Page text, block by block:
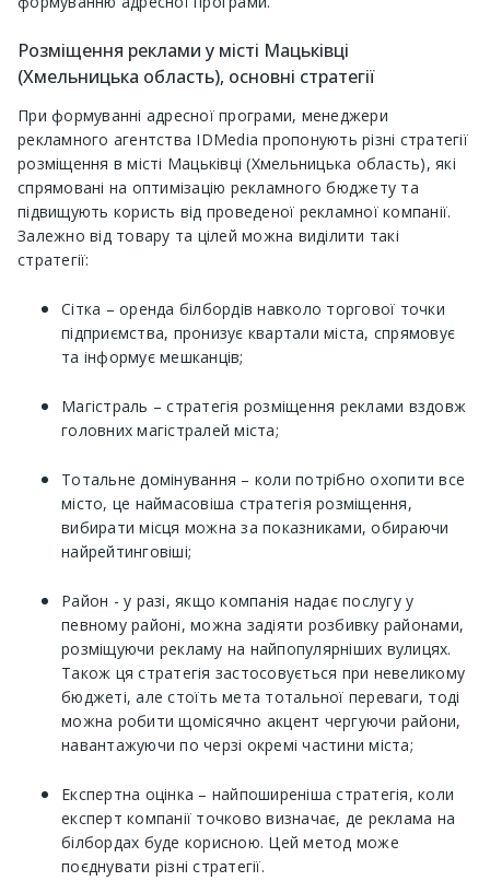
Розміщення реклами у місті Мацьківці
(Хмельницька область), основні стратегії
При формуванні адресної програми, менеджери
рекламного агентства IDMedia пропонують різні стратегії
розміщення в місті Мацьківці (Хмельницька область), які
спрямовані на оптимізацію рекламного бюджету та
підвищують користь від проведеної рекламної компанії.
Залежно від товару та цілей можна виділити такі
стратегії:
Сітка – оренда білбордів навколо торгової точки
підприємства, пронизує квартали міста, спрямовує
та інформує мешканців;
Магістраль – стратегія розміщення реклами вздовж
головних магістралей міста;
Тотальне домінування – коли потрібно охопити все
місто, це наймасовіша стратегія розміщення,
вибирати місця можна за показниками, обираючи
найрейтинговіші;
Район - у разі, якщо компанія надає послугу у
певному районі, можна задіяти розбивку районами,
розміщуючи рекламу на найпопулярніших вулицях.
Також ця стратегія застосовується при невеликому
бюджеті, але стоїть мета тотальної переваги, тоді
можна робити щомісячно акцент чергуючи райони,
навантажуючи по черзі окремі частини міста;
Експертна оцінка – найпоширеніша стратегія, коли
експерт компанії точково визначає, де реклама на
білбордах буде корисною. Цей метод може
поєднувати різні стратегії.